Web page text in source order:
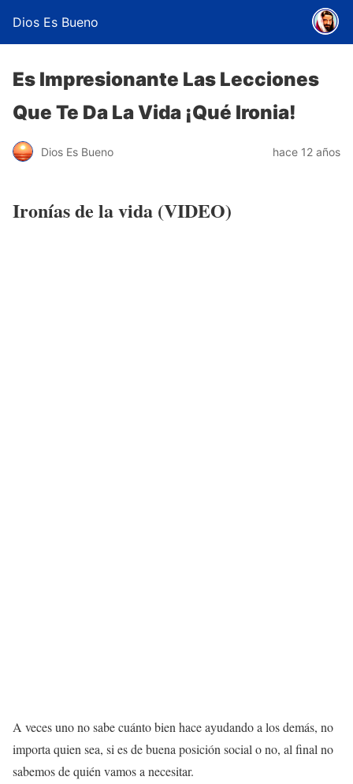
Dios Es Bueno
Es Impresionante Las Lecciones
Que Te Da La Vida ¡Qué Ironia!
Dios Es Bueno hace 12 años
Ironías de la vida (VIDEO)
A veces uno no sabe cuánto bien hace ayudando a los demás, no
importa quien sea, si es de buena posición social o no, al final no
sabemos de quién vamos a necesitar.